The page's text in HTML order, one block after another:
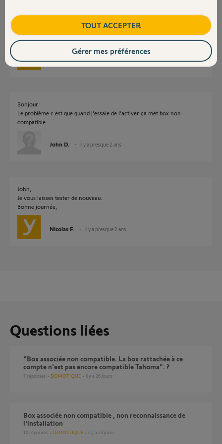
Cette box n'est lié à aucun compte.
Il faut donc l'activer sur l'application Tahoma By Somfy.
Bonne journée,
Nicolas F. il y a presque 2 ans
Bonjour
Le problème c est que quand j'essaie de l'activer ça met box non
compatible.
John D. il y a presque 2 ans
John,
Je vous laisses tester de nouveau.
Bonne journée,
Nicolas F. il y a presque 2 ans
Questions liées
"Box associée non compatible. La box rattachée à ce
compte n'est pas encore compatible Tahoma". ?
7 réponses DOMOTIQUE il y a 26 jours
Box associée non compatible , non reconnaissance de
l'installation
10 réponses DOMOTIQUE il y a 23 jours
TOUT ACCEPTER
Gérer mes préférences